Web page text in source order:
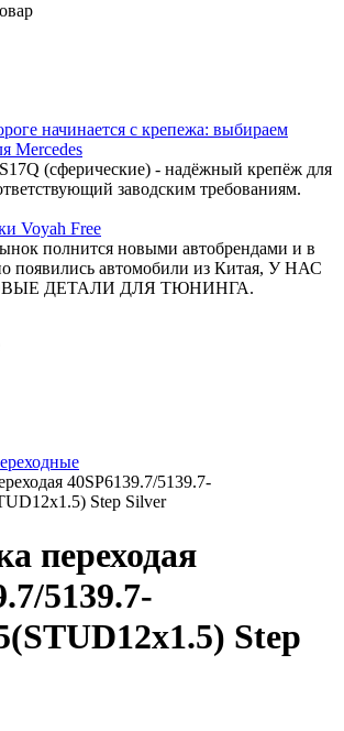
начинается с крепежа: выбираем
Mercedes
(сферические) - надёжный крепёж для
заводским требованиям.
Voyah Free
полнится новыми автобрендами и в
появились автомобили из Китая, У НАС
ДЕТАЛИ ДЛЯ ТЮНИНГА.
40SP6139.7/5139.7-
Step Silver
переходая
5139.7-
Step